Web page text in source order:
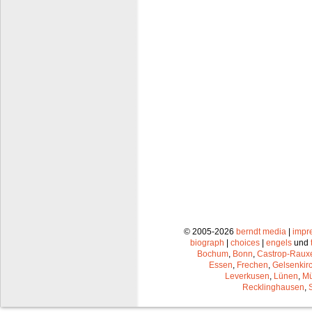
© 2005-2026 berndt media|
biograph
choices engels und
Bochum, Bonn, Castrop-
Essen, Frechen,
Leverkusen, Lünen,
Recklinghausen,